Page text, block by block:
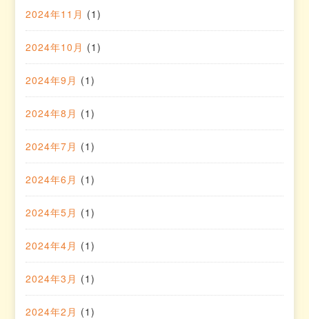
2024年11月 (1)
2024年10月 (1)
2024年9月 (1)
2024年8月 (1)
2024年7月 (1)
2024年6月 (1)
2024年5月 (1)
2024年4月 (1)
2024年3月 (1)
2024年2月 (1)